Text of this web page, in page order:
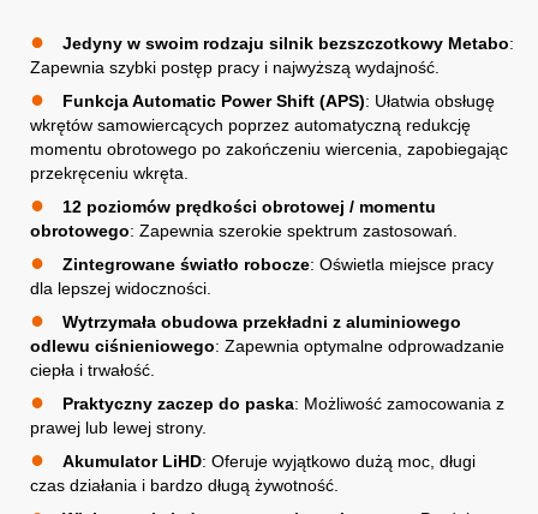
Jedyny w swoim rodzaju silnik bezszczotkowy Metabo:
Zapewnia szybki postęp pracy i najwyższą wydajność.
Funkcja Automatic Power Shift (APS): Ułatwia obsługę
wkrętów samowiercących poprzez automatyczną redukcję
momentu obrotowego po zakończeniu wiercenia, zapobiegając
przekręceniu wkręta.
12 poziomów prędkości obrotowej / momentu
obrotowego: Zapewnia szerokie spektrum zastosowań.
Zintegrowane światło robocze: Oświetla miejsce pracy
dla lepszej widoczności.
Wytrzymała obudowa przekładni z aluminiowego
odlewu ciśnieniowego: Zapewnia optymalne odprowadzanie
ciepła i trwałość.
Praktyczny zaczep do paska: Możliwość zamocowania z
prawej lub lewej strony.
Akumulator LiHD: Oferuje wyjątkowo dużą moc, długi
czas działania i bardzo długą żywotność.